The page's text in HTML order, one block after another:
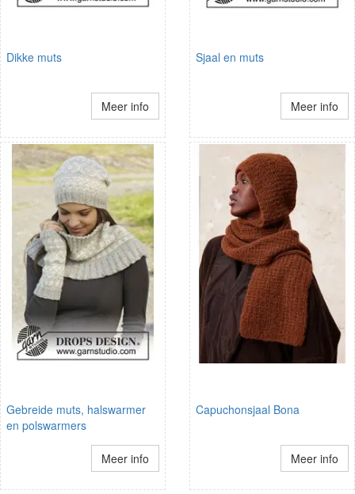
Dikke muts
Meer info
Sjaal en muts
Meer info
Gebreide muts, halswarmer
en polswarmers
Meer info
Capuchonsjaal Bona
Meer info